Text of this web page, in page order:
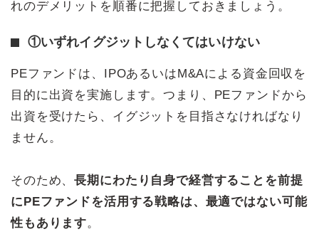
れのデメリットを順番に把握しておきましょう。
①いずれイグジットしなくてはいけない
PEファンドは、IPOあるいはM&Aによる資金回収を
目的に出資を実施します。つまり、PEファンドから
出資を受けたら、イグジットを目指さなければなり
ません。
そのため、長期にわたり自身で経営することを前提
にPEファンドを活用する戦略は、最適ではない可能
性もあります。